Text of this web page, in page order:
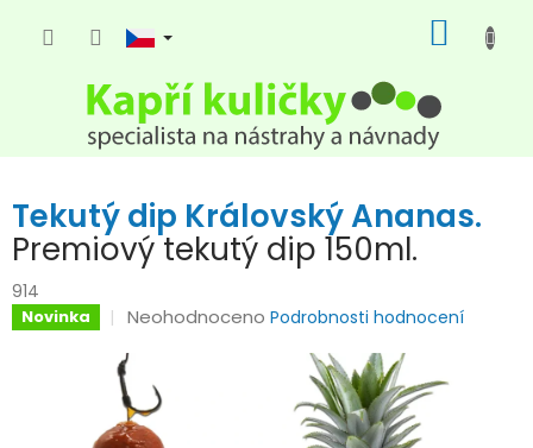
KOŠÍK
Tekutý dip Královský Ananas.
Premiový tekutý dip 150ml.
914
Novinka
Průměrné
produktu
je
0,0
Neohodnoceno Podrobnosti hodnocení